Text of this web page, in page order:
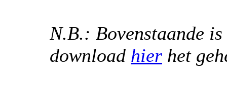
N.B.: Bovenstaande
download hier het